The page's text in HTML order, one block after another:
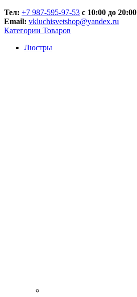
Тел: +7 987-595-97-53 с 10:00 до 20:00
Email: vkluchisvetshop@yandex.ru
Категории Товаров
Люстры